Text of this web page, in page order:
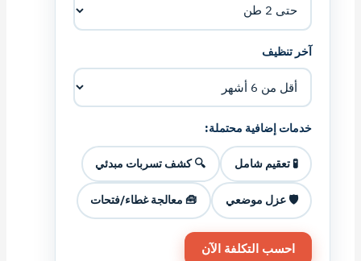
آخر تنظيف
خدمات إضافية محتملة:
🧪 تعقيم شامل 🔍 كشف تسربات مبدئي
🛡️ عزل موضعي 🧰 معالجة غطاء/فتحات
احسب التكلفة الآن